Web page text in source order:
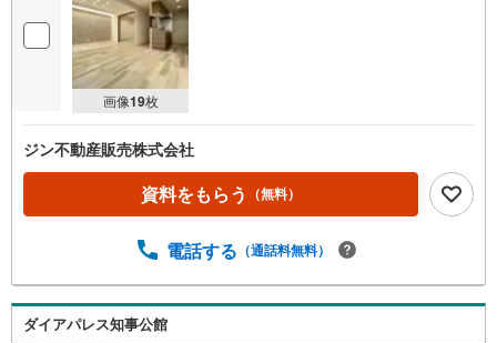
画像19枚
ジン不動産販売株式会社
資料をもらう （無料）
電話する （通話料無料）
ダイアパレス知事公館